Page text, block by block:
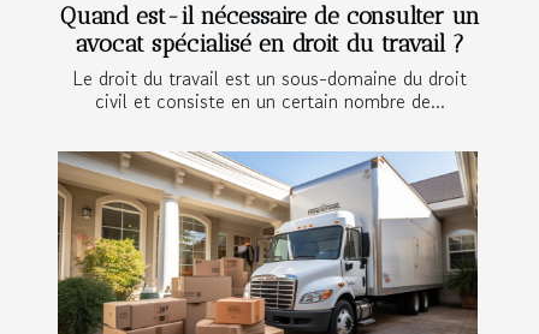
Quand est-il nécessaire de consulter un
avocat spécialisé en droit du travail ?
Le droit du travail est un sous-domaine du droit
civil et consiste en un certain nombre de...